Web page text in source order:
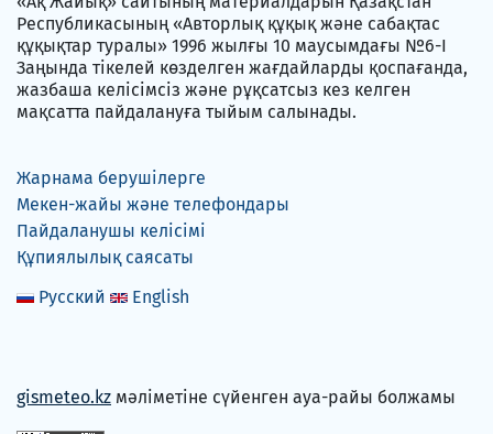
Республикасының «Авторлық құқық және сабақтас
құқықтар туралы» 1996 жылғы 10 маусымдағы №6-I
Заңында тікелей көзделген жағдайларды қоспағанда,
жазбаша келісімсіз және рұқсатсыз кез келген
мақсатта пайдалануға тыйым салынады.
Жарнама берушілерге
Мекен-жайы және телефондары
Пайдаланушы келісімі
Құпиялылық саясаты
Русский
English
gismeteo.kz мәліметіне сүйенген ауа-райы болжамы